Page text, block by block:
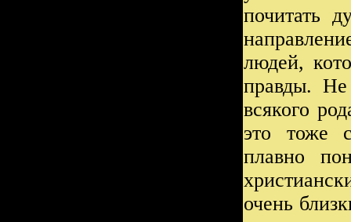
почитать
людей,
правды.
всякого
это тоже
плавно
очень